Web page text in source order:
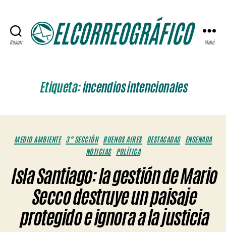
Buscar Menú
Etiqueta:incendios intencionales
Categorías
MEDIO AMBIENTE 3° SECCIÓN BUENOS AIRES DESTACADAS
ENSENADA
NOTICIAS
POLÍTICA
Isla Santiago: la gestión de Mario
Secco destruye un paisaje
protegido e ignora a la justicia